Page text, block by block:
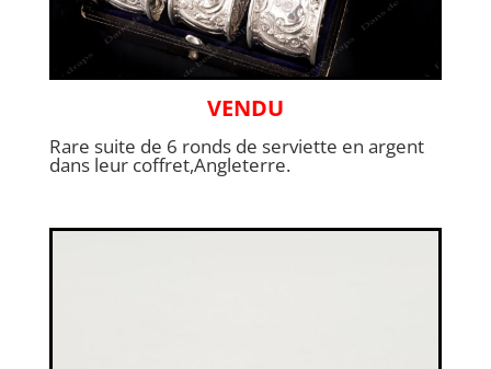
VENDU
Rare suite de 6 ronds de serviette en argent
dans leur coffret,Angleterre.